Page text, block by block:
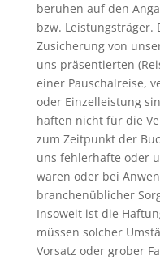
beruhen auf den
bzw. Leistungsträger.
Zusicherung von
uns präsentierten
einer Pauschalreise,
oder Einzelleistung
haften nicht für die
zum Zeitpunkt der
uns fehlerhafte oder
waren oder bei
branchenüblicher
Insoweit ist die
müssen solcher
Vorsatz oder grober